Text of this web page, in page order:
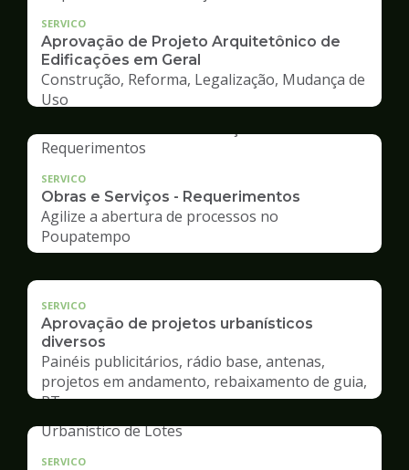
SERVICO
Aprovação de Projeto Arquitetônico de
Edificações em Geral
Construção, Reforma, Legalização, Mudança de
Uso
SERVICO
Obras e Serviços - Requerimentos
Agilize a abertura de processos no
Poupatempo
SERVICO
Aprovação de projetos urbanísticos
diversos
Painéis publicitários, rádio base, antenas,
projetos em andamento, rebaixamento de guia,
RT
SERVICO